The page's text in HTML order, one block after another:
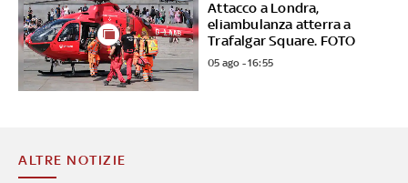
Attacco a Londra,
eliambulanza atterra a
Trafalgar Square. FOTO
05 ago - 16:55
ALTRE NOTIZIE